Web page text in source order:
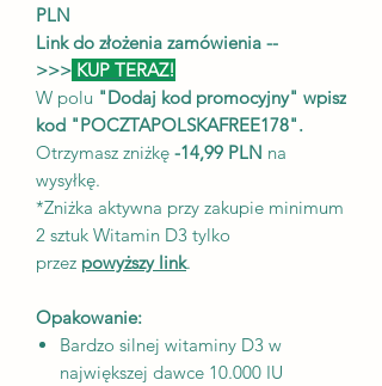
PLN
Link do złożenia zamówienia --
>>> KUP TERAZ!
W polu "Dodaj kod promocyjny" wpisz
kod "POCZTAPOLSKAFREE178".
Otrzymasz zniżkę -14,99 PLN na
wysyłkę.
*Zniżka aktywna przy zakupie minimum
2 sztuk Witamin D3 tylko
przez powyższy link.
Opakowanie:
Bardzo silnej witaminy D3 w
największej dawce 10.000 IU